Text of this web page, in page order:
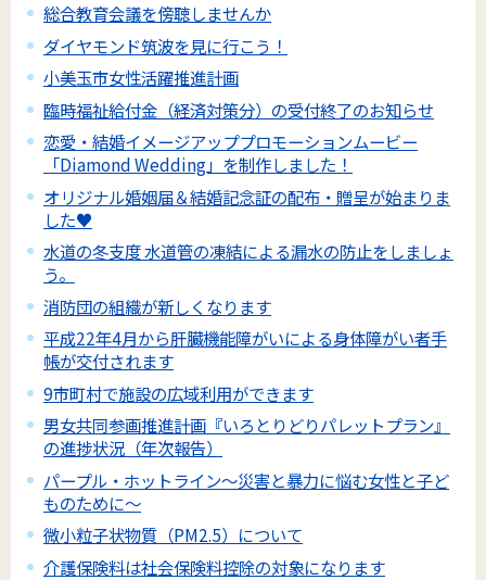
総合教育会議を傍聴しませんか
ダイヤモンド筑波を見に行こう！
小美玉市女性活躍推進計画
臨時福祉給付金（経済対策分）の受付終了のお知らせ
恋愛・結婚イメージアッププロモーションムービー
「Diamond Wedding」を制作しました！
オリジナル婚姻届＆結婚記念証の配布・贈呈が始まりま
した♥
水道の冬支度 水道管の凍結による漏水の防止をしましょ
う。
消防団の組織が新しくなります
平成22年4月から肝臓機能障がいによる身体障がい者手
帳が交付されます
9市町村で施設の広域利用ができます
男女共同参画推進計画『いろとりどりパレットプラン』
の進捗状況（年次報告）
パープル・ホットライン～災害と暴力に悩む女性と子ど
ものために～
微小粒子状物質（PM2.5）について
介護保険料は社会保険料控除の対象になります